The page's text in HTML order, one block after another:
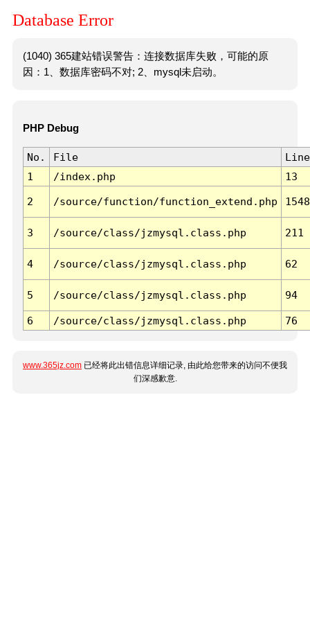
Database Error
(1040) 365建站错误警告：连接数据库失败，可能的原
因：1、数据库密码不对; 2、mysql未启动。
PHP Debug
No. File
Line
1
/index.php 13
2 /source/function/function_extend.php 1548
3 /source/class/jzmysql.class.php 211
4 /source/class/jzmysql.class.php 62
5 /source/class/jzmysql.class.php 94
6 /source/class/jzmysql.class.php 76
www.365jz.com 已经将此出错信息详细记录, 由此给您带来的访问不便我
们深感歉意.